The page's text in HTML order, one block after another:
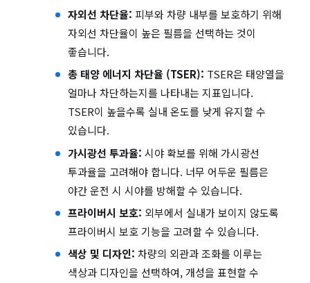
자외선 차단율: 피부와 차량 내부를 보호하기 위해
자외선 차단율이 높은 필름을 선택하는 것이
좋습니다.
총 태양 에너지 차단율 (TSER): TSER은 태양열을
얼마나 차단하는지를 나타내는 지표입니다.
TSER이 높을수록 실내 온도를 낮게 유지할 수
있습니다.
가시광선 투과율: 시야 확보를 위해 가시광선
투과율을 고려해야 합니다. 너무 어두운 필름은
야간 운전 시 시야를 방해할 수 있습니다.
프라이버시 보호: 외부에서 실내가 보이지 않도록
프라이버시 보호 기능을 고려할 수 있습니다.
색상 및 디자인: 차량의 외관과 조화를 이루는
색상과 디자인을 선택하여, 개성을 표현할 수